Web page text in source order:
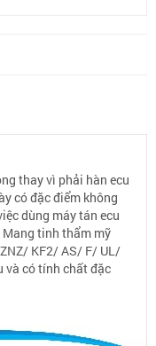
thay vì phải hàn ecu
có đặc điểm không
dùng máy tán ecu
tinh thẩm mỹ
KF2/ AS/ F/ UL/
và có tính chất đặc